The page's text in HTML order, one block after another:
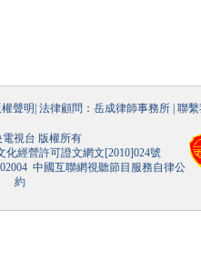
權聲明 法律顧問：岳成律師事務所 聯繫
視台 版權所有
經營許可證文網文[2010]024號
中國互聯網視聽節目服務自律公
約